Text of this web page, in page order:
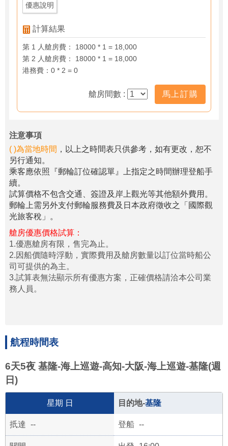
優惠說明
計算結果
第 1 人艙房費： 18000 * 1 = 18,000
第 2 人艙房費： 18000 * 1 = 18,000
港務費：0 * 2 = 0
艙房間數 : 馬上訂購
注意事項
( )為當地時間 ，以上之時間表只供參考，如有更改，恕不
另行通知。
乘客應依照『郵輪訂位確認單』上指定之時間辦理登船手
續。
試算價格不包含交通、簽證及岸上觀光等其他額外費用。
郵輪上需另外支付郵輪服務費及日本政府徵收之「國際觀
光旅客稅」。
艙房優惠價格試算：
1.優惠艙房有限，售完為止。
2.因船價隨時浮動，實際費用及艙房數量以訂位當時船公
司可提供的為主。
3.試算表無法顯示所有優惠方案，正確價格請洽本公司業
務人員。
航程時間表
6天5夜 基隆-海上巡遊-高知-大阪-海上巡遊-基隆(週
日)
日 基隆
-- --